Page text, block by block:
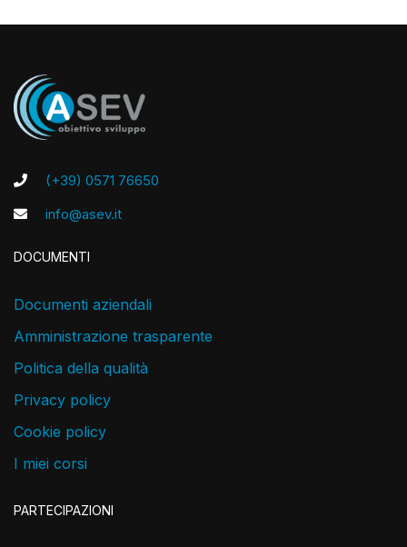
(+39) 0571 76650
info@asev.it
DOCUMENTI
Documenti aziendali
Amministrazione trasparente
Politica della qualità
Privacy policy
Cookie policy
I miei corsi
PARTECIPAZIONI